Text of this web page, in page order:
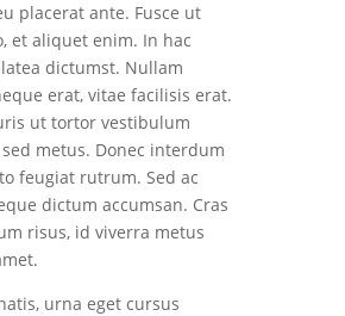
placerat ante. Fusce ut
et aliquet enim. In hac
dictumst. Nullam
erat, vitae facilisis erat.
ut tortor vestibulum
metus. Donec interdum
feugiat rutrum. Sed ac
dictum accumsan. Cras
risus, id viverra metus
urna eget cursus